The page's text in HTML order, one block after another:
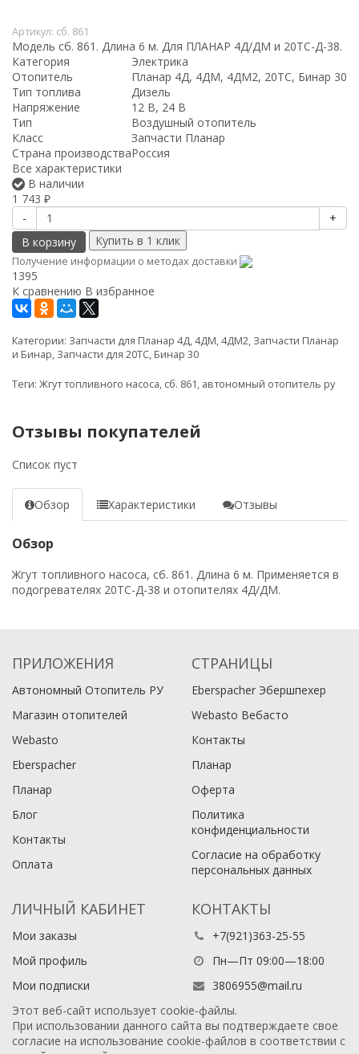
Артикул: сб. 861
Модель сб. 861. Длина 6 м. Для ПЛАНАР 4Д/ДМ и 20ТС-Д-38.
Категория
Электрика
Отопитель
Планар 4Д, 4ДМ, 4ДМ2, 20ТС, Бинар 30
Тип топлива
Дизель
Напряжение
12 В, 24 В
Тип
Воздушный отопитель
Класс
Запчасти Планар
Страна производстваРоссия
Все характеристики
В наличии
1 743 ₽
-
+
В корзину
Получение информации о методах доставки
1395
К сравнению В избранное
Категории: Запчасти для Планар 4Д, 4ДМ, 4ДМ2, Запчасти Планар
и Бинар, Запчасти для 20ТС, Бинар 30
Теги: Жгут топливного насоса, сб. 861, автономный отопитель ру
Отзывы покупателей
Список пуст
Обзор Характеристики Отзывы
Обзор
Жгут топливного насоса, сб. 861. Длина 6 м. Применяется в
подогревателях 20ТС-Д-38 и отопителях 4Д/ДМ.
ПРИЛОЖЕНИЯ
Автономный Отопитель РУ
Магазин отопителей
Webasto
Eberspacher
Планар
Блог
Контакты
Оплата
СТРАНИЦЫ
Eberspacher Эбершпехер
Webasto Вебасто
Контакты
Планар
Оферта
Политика
конфиденциальности
Согласие на обработку
персональных данных
ЛИЧНЫЙ КАБИНЕТ
Мои заказы
Мой профиль
Мои подписки
КОНТАКТЫ
+7(921)363-25-55
Пн—Пт 09:00—18:00
3806955@mail.ru
Этот веб-сайт использует cookie-файлы.
При использовании данного сайта вы подтверждаете свое
согласие на использование cookie-файлов в соответствии с